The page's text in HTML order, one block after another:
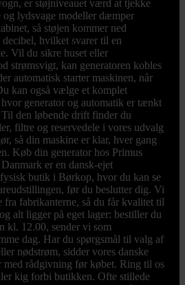
er støjniveauet værd at tjekke
lydsvage modeller dæmper
så støjen kommer ned
hvilket svarer til en
Vil du sikre huset eller
strømsvigt, kan generatoren kobles
automatisk starter maskinen, når
kan også vælge et komplet
generator og automatik er tænkt
Til den løbende drift finder du
filtre og reservedele i vores udvalg
så din maskine er klar, hver gang
Køb din generator hos Primus
er en dansk-ejet
butik i Børkop, hvor du kan se
før du beslutter dig. Vi
fra fabrikanterne, så du får kvalitet til
alt ligger på eget lager: bestiller du
kl. 12.00, sender vi som
dag. Har du spørgsmål til valg af
nødstrøm, sidder vores danske
med rådgivning før købet. Ring til os
kig forbi butikken. Ofte stillede